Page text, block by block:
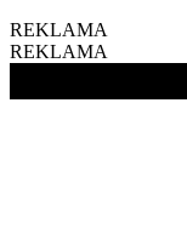
REKLAMA
REKLAMA